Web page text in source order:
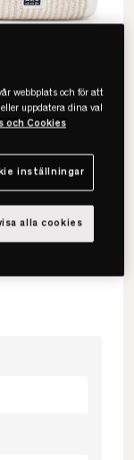
webbplats och för att
uppdatera dina val
och Cookies
inställningar
alla cookies